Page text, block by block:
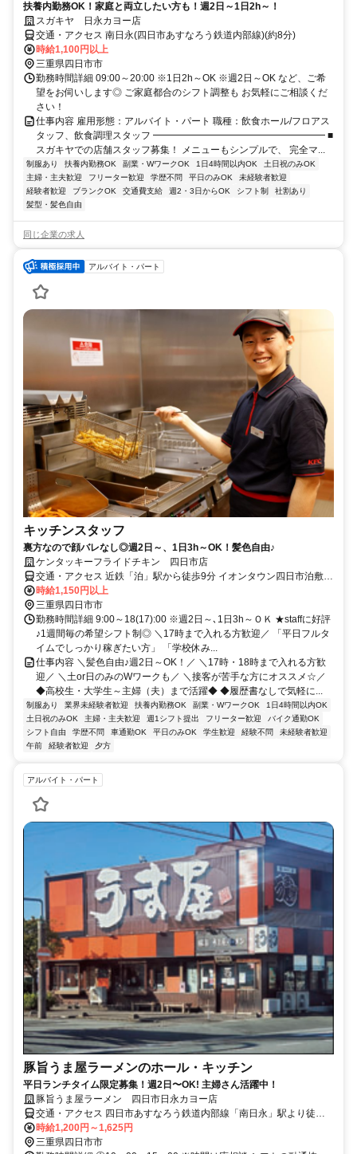
扶養内勤務OK！家庭と両立したい方も！週2日～1日2h～！
スガキヤ 日永カヨー店
交通・アクセス 南日永(四日市あすなろう鉄道内部線)(約8分)
時給1,100円以上
三重県四日市市
勤務時間詳細 09:00～20:00 ※1日2h～OK ※週2日～OK など、ご希
望をお伺いします◎ ご家庭都合のシフト調整も お気軽にご相談くだ
さい！
仕事内容 雇用形態：アルバイト・パート 職種：飲食ホール/フロアス
タッフ、飲食調理スタッフ ━━━━━━━━━━━━━━━━━━ ■
スガキヤでの店舗スタッフ募集！ メニューもシンプルで、 完全マ...
制服あり 扶養内勤務OK 副業・WワークOK 1日4時間以内OK
土日祝のみOK
主婦・主夫歓迎
フリーター歓迎 学歴不問 平日のみOK
未経験者歓迎
経験者歓迎
ブランクOK 交通費支給 週2・3日からOK シフト制
社割あり
髪型・髪色自由
同じ企業の求人
アルバイト・パート
キッチンスタッフ
裏方なので顔バレなし◎週2日～、1日3h～OK！髪色自由♪
ケンタッキーフライドチキン 四日市店
交通・アクセス 近鉄「泊」駅から徒歩9分 イオンタウン四日市泊敷地
内
時給1,150円以上
三重県四日市市
勤務時間詳細 9:00～18(17):00 ※週2日～､1日3h～ＯＫ ★staffに好評
♪1週間毎の希望シフト制◎ ＼17時まで入れる方歓迎／ 「平日フルタ
イムでしっかり稼ぎたい方」 「学校休み...
仕事内容 ＼髪色自由♪週2日～OK！／ ＼17時・18時まで入れる方歓
迎／ ＼土or日のみのWワークも／ ＼接客が苦手な方にオススメ☆／
◆高校生・大学生～主婦（夫）まで活躍◆ ◆履歴書なしで気軽に...
制服あり 業界未経験者歓迎 扶養内勤務OK 副業・WワークOK
1日4時間以内OK
土日祝のみOK
主婦・主夫歓迎 週1シフト提出 フリーター歓迎
バイク通勤OK
シフト自由
学歴不問 車通勤OK 平日のみOK 学生歓迎 経験不問
未経験者歓迎
午前
経験者歓迎 夕方
アルバイト・パート
豚旨うま屋ラーメンのホール・キッチン
平日ランチタイム限定募集！週2日〜OK! 主婦さん活躍中！
豚旨うま屋ラーメン 四日市日永カヨー店
交通・アクセス 四日市あすなろう鉄道内部線「南日永」駅より徒歩8
分 ★日永カヨーＳＣ内 別館
時給1,200円～1,625円
三重県四日市市